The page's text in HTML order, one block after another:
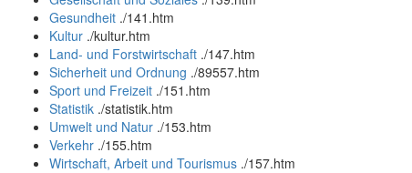
Gesundheit ./141.htm
Kultur ./kultur.htm
Land- und Forstwirtschaft ./147.htm
Sicherheit und Ordnung ./89557.htm
Sport und Freizeit ./151.htm
Statistik ./statistik.htm
Umwelt und Natur ./153.htm
Verkehr ./155.htm
Wirtschaft, Arbeit und Tourismus ./157.htm